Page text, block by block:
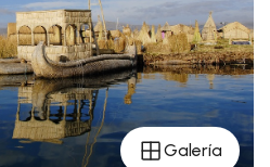
Galería